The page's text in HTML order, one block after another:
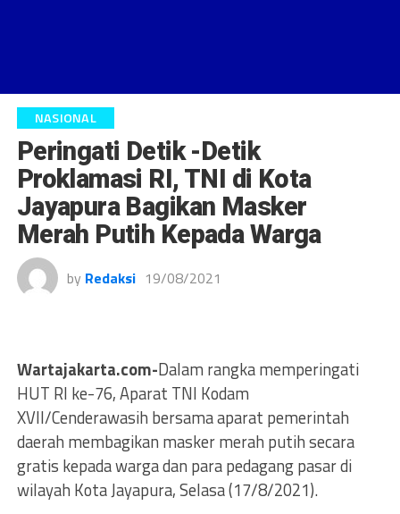
NASIONAL
Peringati Detik -Detik
Proklamasi RI, TNI di Kota
Jayapura Bagikan Masker
Merah Putih Kepada Warga
by Redaksi 19/08/2021
Wartajakarta.com-Dalam rangka memperingati
HUT RI ke-76, Aparat TNI Kodam
XVII/Cenderawasih bersama aparat pemerintah
daerah membagikan masker merah putih secara
gratis kepada warga dan para pedagang pasar di
wilayah Kota Jayapura, Selasa (17/8/2021).